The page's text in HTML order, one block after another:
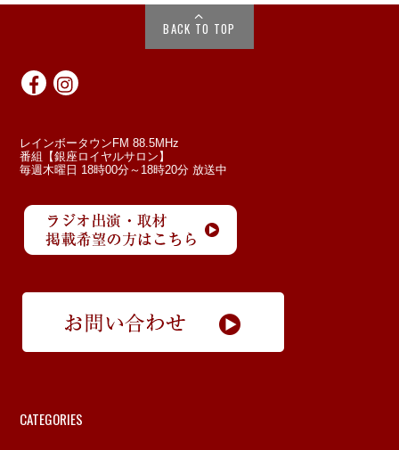
BACK TO TOP
レインボータウンFM 88.5MHz
番組【銀座ロイヤルサロン】
毎週木曜日 18時00分～18時20分 放送中
CATEGORIES